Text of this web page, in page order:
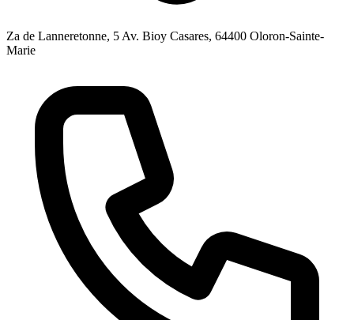
Za de Lanneretonne, 5 Av. Bioy Casares, 64400 Oloron-Sainte-
Marie